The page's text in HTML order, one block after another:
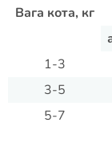
Вага кота, кг
1-3
3-5
5-7